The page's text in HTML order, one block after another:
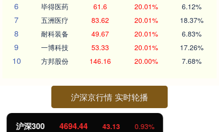
6 毕得医药 61.6 20.01% 6.12%
7 五洲医疗 83.62 20.01% 18.37%
8 耐科装备 49.67 20.01% 6.83%
9 一博科技 53.33 20.01% 17.26%
10 方邦股份 146.16 20.00% 7.68%
沪深京行情 实时轮播
北证50 1134.24 11.37